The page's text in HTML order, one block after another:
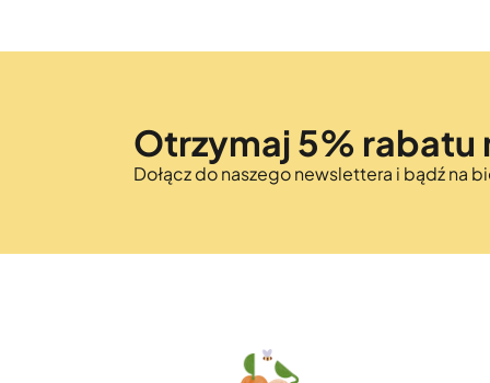
Otrzymaj 5% rabatu
Dołącz do naszego newslettera i bądź na